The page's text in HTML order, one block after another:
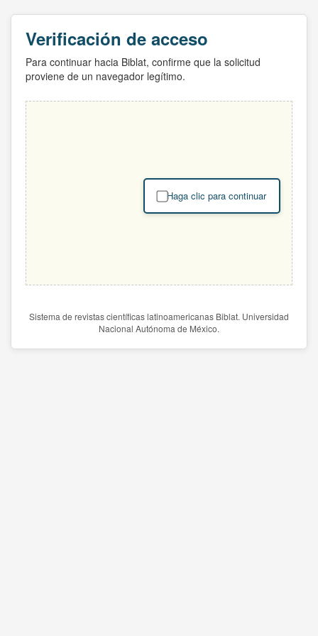
Verificación de acceso
Para continuar hacia Biblat, confirme que la solicitud
proviene de un navegador legítimo.
Haga clic para continuar
Sistema de revistas científicas latinoamericanas Biblat. Universidad
Nacional Autónoma de México.